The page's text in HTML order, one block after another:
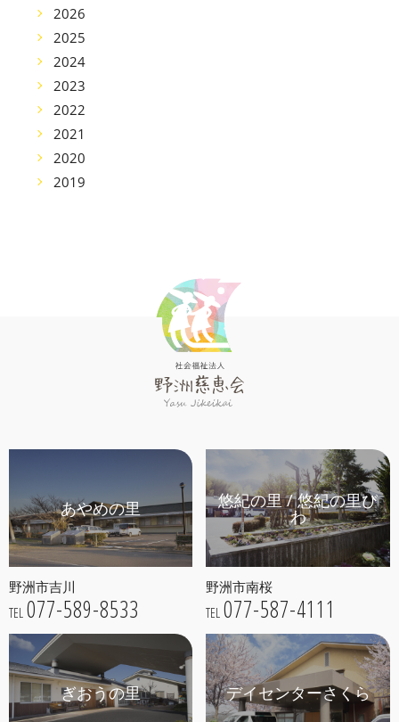
2026
2025
2024
2023
2022
2021
2020
2019
あやめの里
野洲市吉川
TEL 077-589-8533
悠紀の里 / 悠紀の里び
わ
野洲市南桜
TEL 077-587-4111
ぎおうの里 デイセンターさくら